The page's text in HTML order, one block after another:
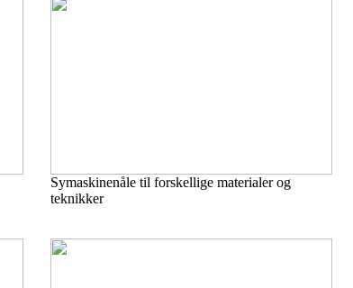
Symaskinenåle til forskellige materialer og
teknikker